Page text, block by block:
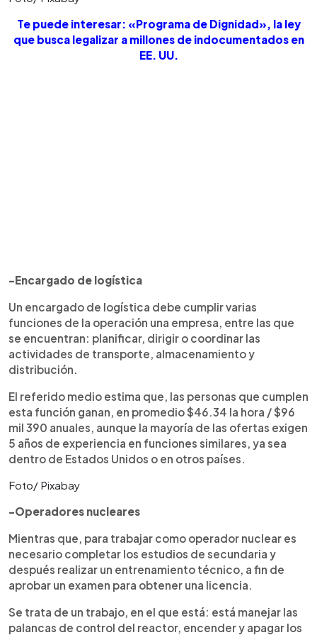
Te puede interesar: «Programa de Dignidad», la ley
que busca legalizar a millones de indocumentados en
EE. UU.
-Encargado de logística
Un encargado de logística debe cumplir varias
funciones de la operación una empresa, entre las que
se encuentran: planificar, dirigir o coordinar las
actividades de transporte, almacenamiento y
distribución.
El referido medio estima que, las personas que cumplen
esta función ganan, en promedio $46.34 la hora / $96
mil 390 anuales, aunque la mayoría de las ofertas exigen
5 años de experiencia en funciones similares, ya sea
dentro de Estados Unidos o en otros países.
Foto/ Pixabay
-Operadores nucleares
Mientras que, para trabajar como operador nuclear es
necesario completar los estudios de secundaria y
después realizar un entrenamiento técnico, a fin de
aprobar un examen para obtener una licencia.
Se trata de un trabajo, en el que está: está manejar las
palancas de control del reactor, encender y apagar los